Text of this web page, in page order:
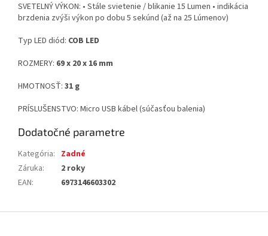
SVETELNÝ VÝKON: • Stále svietenie / blikanie 15 Lumen • indikácia
brzdenia zvýši výkon po dobu 5 sekúnd (až na 25 Lúmenov)
Typ LED diód: COB LED
ROZMERY: 69 x 20 x 16 mm
HMOTNOSŤ: 31 g
PRÍSLUŠENSTVO: Micro USB kábel (súčasťou balenia)
Dodatočné parametre
Kategória: Zadné
Záruka:
2 roky
EAN: 6973146603302